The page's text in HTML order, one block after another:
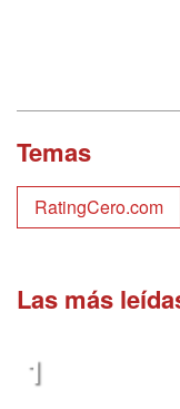
Temas
RatingCero.com
Las más